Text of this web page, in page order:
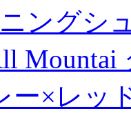
ングシ
ー×レッ